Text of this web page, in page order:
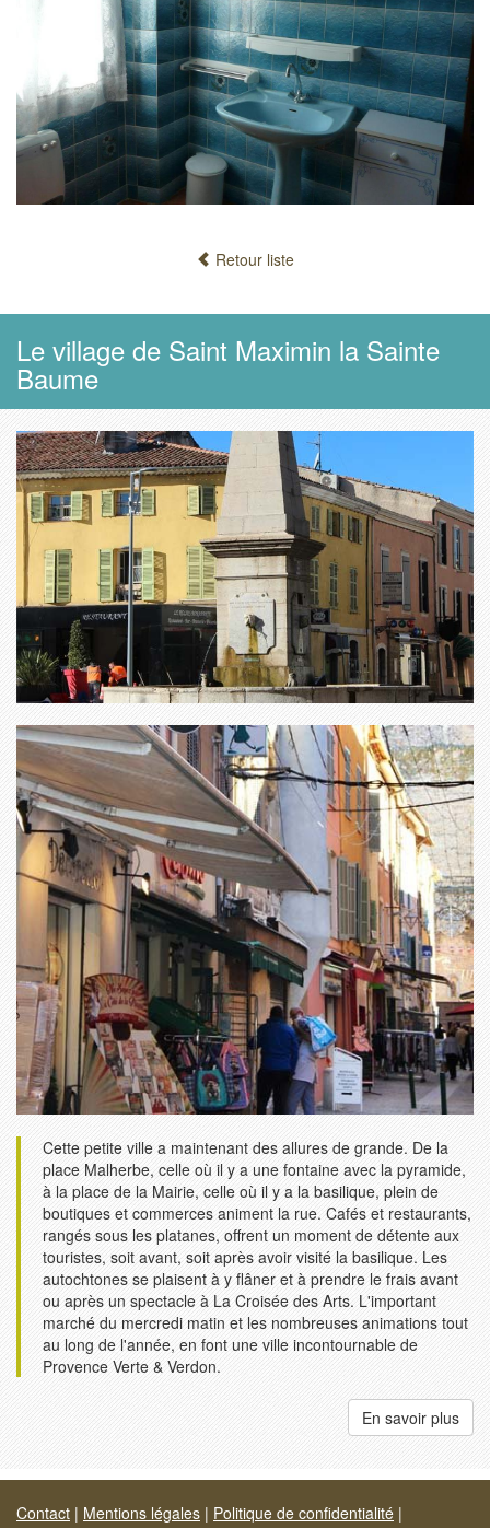
Retour liste
Le village de Saint Maximin la Sainte
Baume
Cette petite ville a maintenant des allures de grande. De la
place Malherbe, celle où il y a une fontaine avec la pyramide,
à la place de la Mairie, celle où il y a la basilique, plein de
boutiques et commerces animent la rue. Cafés et restaurants,
rangés sous les platanes, offrent un moment de détente aux
touristes, soit avant, soit après avoir visité la basilique. Les
autochtones se plaisent à y flâner et à prendre le frais avant
ou après un spectacle à La Croisée des Arts. L'important
marché du mercredi matin et les nombreuses animations tout
au long de l'année, en font une ville incontournable de
Provence Verte & Verdon.
En savoir plus
Contact | Mentions légales | Politique de confidentialité |